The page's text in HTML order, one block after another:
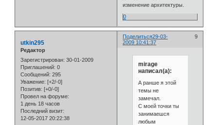
изменение архитектуры.
0
Поделиться 9
29-03-
2009 10:41:37
utkin295
Редактор
Зарегистрирован: 30-01-2009
Приглашений: 0
Сообщений: 295
Уважение: [+2/-0]
Позитив: [+0/-0]
Провел на форуме:
1 день 18 часов
Последний визит:
12-05-2017 20:22:38
mirage
написал(а):
А ранше я этой
темы не
замечал.
С моей точки ты
занимаешся
любым